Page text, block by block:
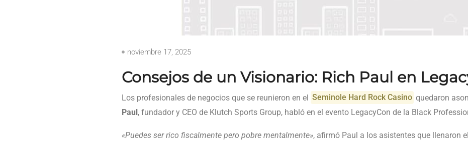
noviembre 17, 2025
Consejos de un Visionario: Rich Paul en
Los profesionales de negocios que se reunieron en el Seminole Hard Rock Casino quedaron
Paul, fundador y CEO de Klutch Sports Group, habló en el evento LegacyCon de la Black
«Puedes ser rico fiscalmente pero pobre mentalmente», afirmó Paul a los asistentes que llenaron